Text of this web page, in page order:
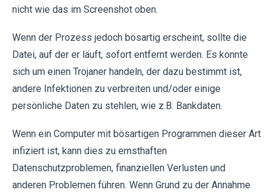
nicht wie das im Screenshot oben.
Wenn der Prozess jedoch bösartig erscheint, sollte die
Datei, auf der er läuft, sofort entfernt werden. Es könnte
sich um einen Trojaner handeln, der dazu bestimmt ist,
andere Infektionen zu verbreiten und/oder einige
persönliche Daten zu stehlen, wie z.B. Bankdaten.
Wenn ein Computer mit bösartigen Programmen dieser Art
infiziert ist, kann dies zu ernsthaften
Datenschutzproblemen, finanziellen Verlusten und
anderen Problemen führen. Wenn Grund zu der Annahme